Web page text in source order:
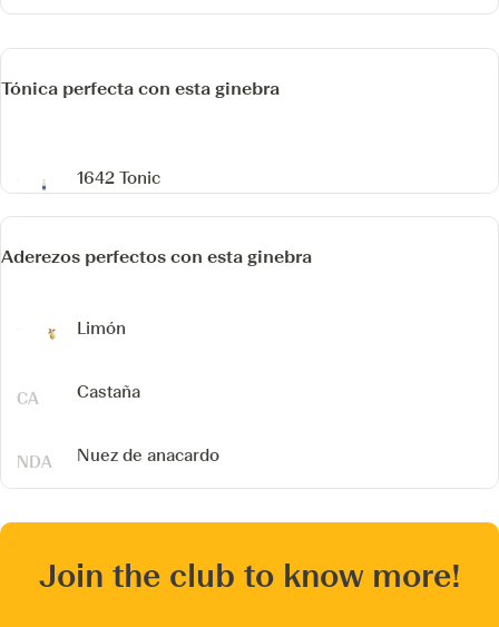
Tónica perfecta con esta ginebra
1642 Tonic
Aderezos perfectos con esta ginebra
Limón
Castaña
Nuez de anacardo
Join the club to know more!